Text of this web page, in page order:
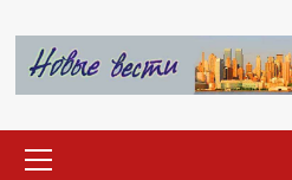
содержимому
меню